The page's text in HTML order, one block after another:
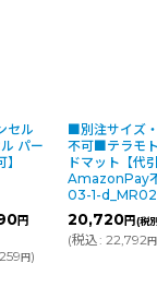
セル
パー
円
円)
■別注サイズ
不可■テラモ
ドマット【代
AmazonPay
03-1-
20,720円(税
(税込: 22,792円